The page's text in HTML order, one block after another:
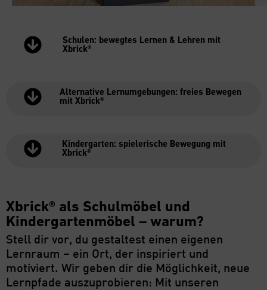
Schulen: bewegtes Lernen & Lehren mit
Xbrick®
Alternative Lernumgebungen: freies Bewegen
mit Xbrick®
Kindergarten: spielerische Bewegung mit
Xbrick®
Xbrick® als Schulmöbel und
Kindergartenmöbel – warum?
Stell dir vor, du gestaltest einen eigenen
Lernraum – ein Ort, der inspiriert und
motiviert. Wir geben dir die Möglichkeit, neue
Lernpfade auszuprobieren: Mit unseren